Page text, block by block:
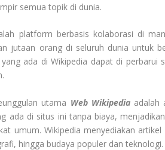
semua topik di dunia.
platform berbasis kolaborasi di
jutaan orang di seluruh dunia untuk
ada di Wikipedia dapat di
utama Web Wikipediaadalah
ada di situs ini tanpa biaya,
umum. Wikipedia menyediakan
hingga budaya populer dan teknologi.